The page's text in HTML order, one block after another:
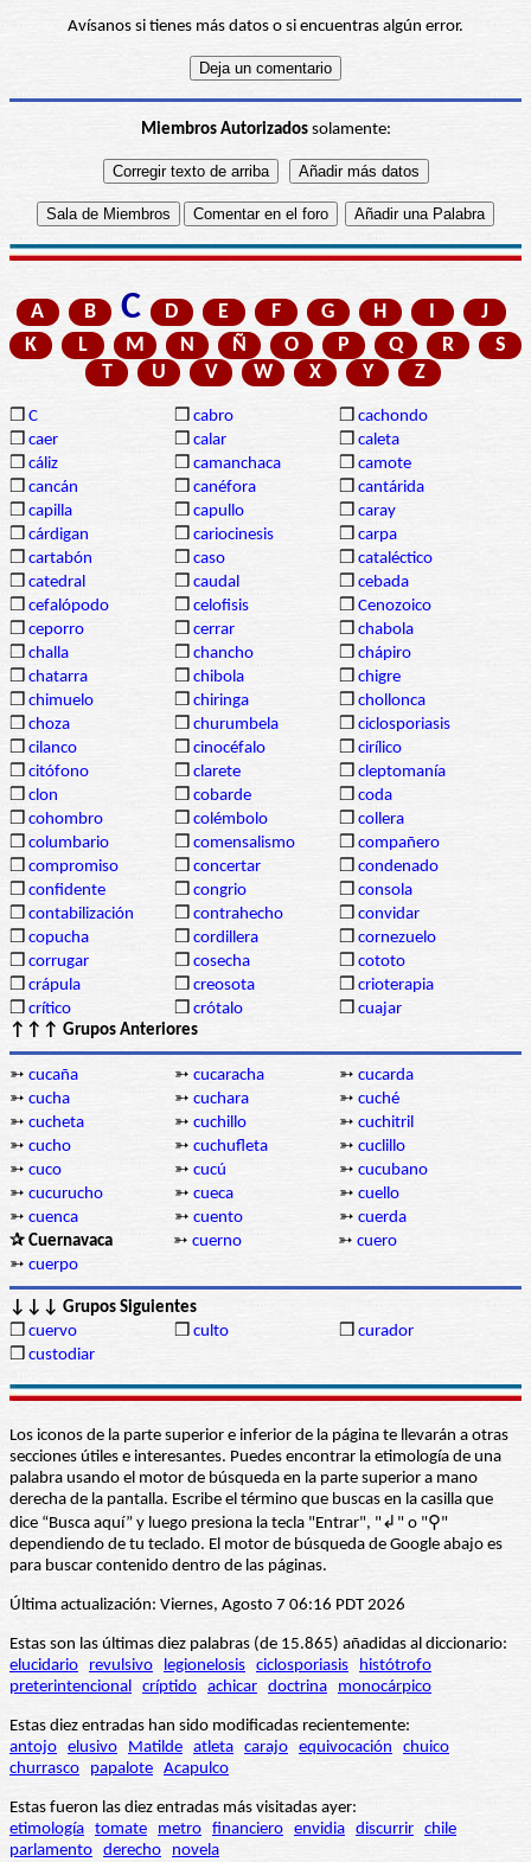
Avísanos si tienes más datos o si encuentras algún error.
Miembros Autorizadossolamente:
A B C D E F G H I
J
K
L M N Ñ O P Q R
S
T
U V W X Y Z
❒ C ❒ cabro ❒ cachondo
❒ caer ❒ calar ❒ caleta
❒ cáliz ❒ camanchaca ❒ camote
❒ cancán ❒ canéfora ❒ cantárida
❒ capilla ❒ capullo ❒ caray
❒ cárdigan ❒ cariocinesis ❒ carpa
❒ cartabón ❒ caso ❒ cataléctico
❒ catedral ❒ caudal ❒ cebada
❒ cefalópodo ❒ celofisis ❒ Cenozoico
❒ ceporro ❒ cerrar ❒ chabola
❒ challa ❒ chancho ❒ chápiro
❒ chatarra ❒ chibola ❒ chigre
❒ chimuelo ❒ chiringa ❒ chollonca
❒ choza ❒ churumbela ❒ ciclosporiasis
❒ cilanco ❒ cinocéfalo ❒ cirílico
❒ citófono ❒ clarete ❒ cleptomanía
❒ clon ❒ cobarde ❒ coda
❒ cohombro ❒ colémbolo ❒ collera
❒ columbario ❒ comensalismo ❒ compañero
❒ compromiso ❒ concertar ❒ condenado
❒ confidente ❒ congrio ❒ consola
❒ contabilización ❒ contrahecho ❒ convidar
❒ copucha ❒ cordillera ❒ cornezuelo
❒ corrugar ❒ cosecha ❒ cototo
❒ crápula ❒ creosota ❒ crioterapia
❒ crítico ❒ crótalo ❒ cuajar
↑↑↑ Grupos Anteriores
➳ cucaña ➳ cucaracha ➳ cucarda
➳ cucha ➳ cuchara ➳ cuché
➳ cucheta ➳ cuchillo ➳ cuchitril
➳ cucho ➳ cuchufleta ➳ cuclillo
➳ cuco ➳ cucú ➳ cucubano
➳ cucurucho ➳ cueca ➳ cuello
➳ cuenca ➳ cuento ➳ cuerda
✰ Cuernavaca
➳ cuerno ➳ cuero
➳ cuerpo
↓↓↓ Grupos Siguientes
❒ cuervo ❒ culto ❒ curador
❒ custodiar
Los iconos de la parte superior e inferior de la página te llevarán a otras
secciones útiles e interesantes. Puedes encontrar la etimología de una
palabra usando el motor de búsqueda en la parte superior a mano
derecha de la pantalla. Escribe el término que buscas en la casilla que
dice “Busca aquí” y luego presiona la tecla "Entrar", "↲" o "⚲"
dependiendo de tu teclado. El motor de búsqueda de Google abajo es
para buscar contenido dentro de las páginas.
Última actualización: Viernes, Agosto 7 06:16 PDT 2026
Estas son las últimas diez palabras (de 15.865) añadidas al diccionario:
elucidario
revulsivo legionelosis ciclosporiasis
histótrofo
preterintencional críptido achicar doctrina monocárpico
Estas diez entradas han sido modificadas recientemente:
antojo elusivo Matilde atleta carajo equivocación
chuico
churrasco
papalote Acapulco
Estas fueron las diez entradas más visitadas ayer:
etimología tomate metro financiero envidia discurrir chile
parlamento derecho novela